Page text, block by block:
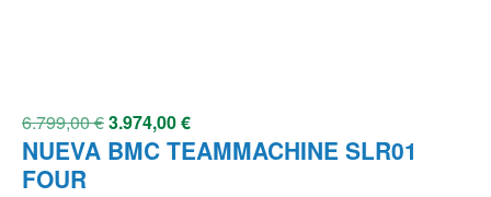
6.799,00€3.974,00€
NUEVA BMC TEAMMACHINE SLR01
FOUR